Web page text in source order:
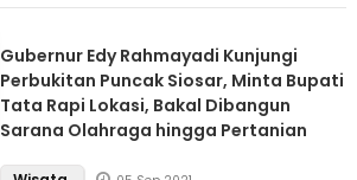
Gubernur Edy Rahmayadi Kunjungi
Perbukitan Puncak Siosar, Minta Bupati
Tata Rapi Lokasi, Bakal Dibangun
Sarana Olahraga hingga Pertanian